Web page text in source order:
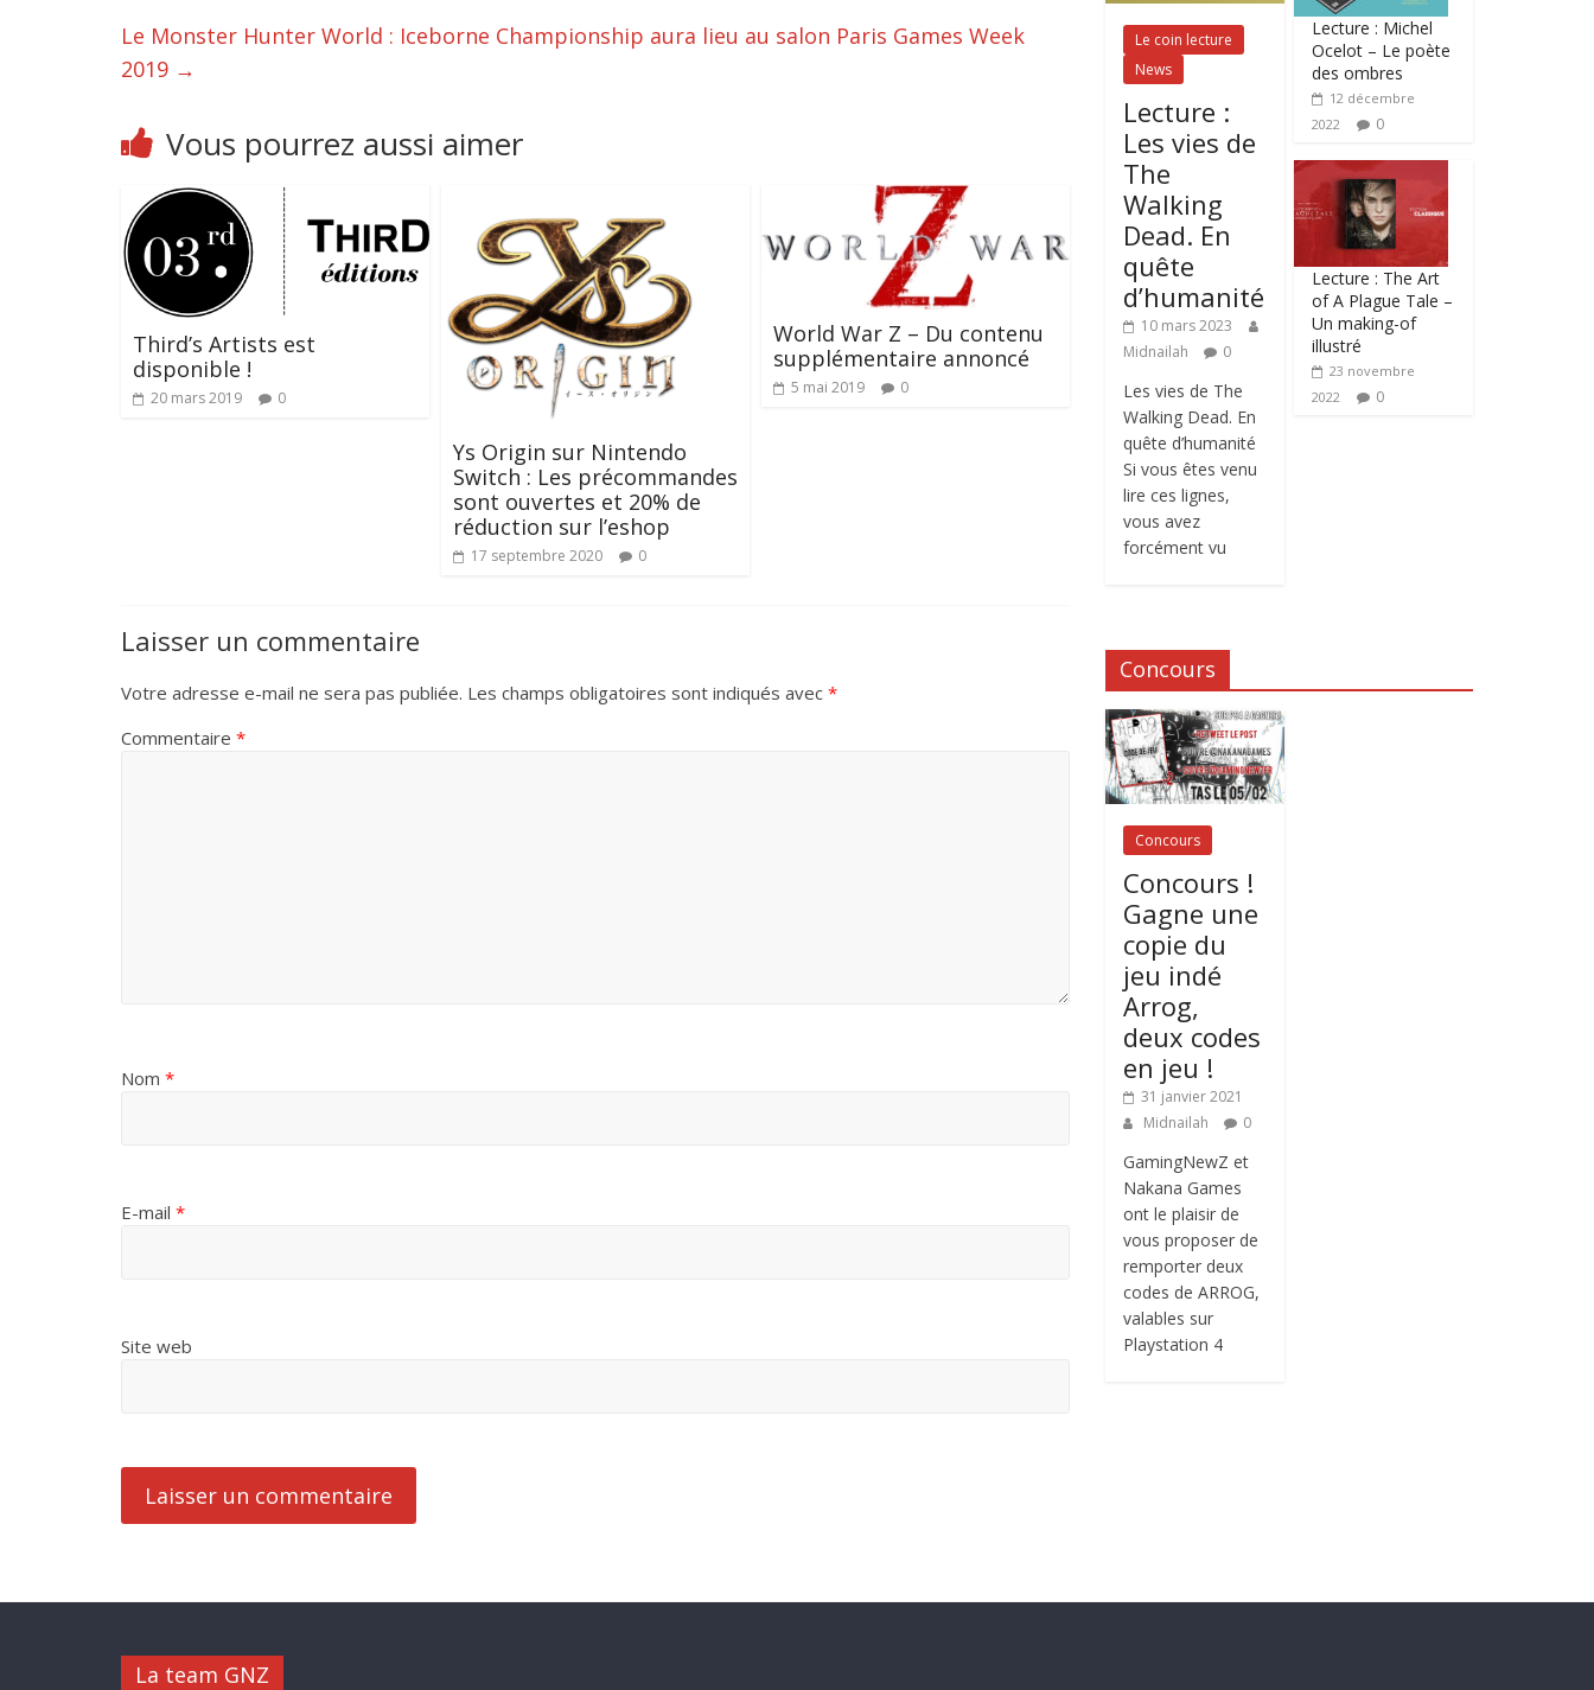
Le Monster Hunter World : Iceborne Championship aura lieu au salon Paris Games Week
2019 →
Vous pourrez aussi aimer
Third’s Artists est
disponible !
20 mars 2019 0
Ys Origin sur Nintendo
Switch : Les précommandes
sont ouvertes et 20% de
réduction sur l’eshop
17 septembre 2020 0
World War Z – Du contenu
supplémentaire annoncé
5 mai 2019 0
Laisser un commentaire
Votre adresse e-mail ne sera pas publiée. Les champs obligatoires sont indiqués avec *
Commentaire *
Nom *
E-mail *
Site web
Le coin lecture
News
Lecture :
Les vies de
The
Walking
Dead. En
quête
d’humanité
10 mars 2023
Midnailah
0
Les vies de The
Walking Dead. En
quête d’humanité
Si vous êtes venu
lire ces lignes,
vous avez
forcément vu
Lecture : Michel
Ocelot – Le poète
des ombres
12 décembre
2022
0
Lecture : The Art
of A Plague Tale –
Un making-of
illustré
23 novembre
2022
0
Concours
Concours
Concours !
Gagne une
copie du
jeu indé
Arrog,
deux codes
en jeu !
31 janvier 2021
Midnailah
0
GamingNewZ et
Nakana Games
ont le plaisir de
vous proposer de
remporter deux
codes de ARROG,
valables sur
Playstation 4
La team GNZ